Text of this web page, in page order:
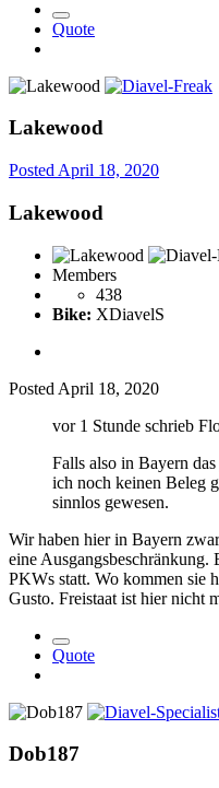
Quote
Lakewood
Posted April 18, 2020
Lakewood
Members
438
Bike: XDiavelS
Posted April 18, 2020
vor 1 Stunde schrieb
Falls also in Bayern
ich noch keinen Beleg
sinnlos gewesen.
Wir haben hier in Bayern
eine
PKWs statt. Wo kommen sie
Gusto. Freistaat ist hier nicht
Quote
Dob187